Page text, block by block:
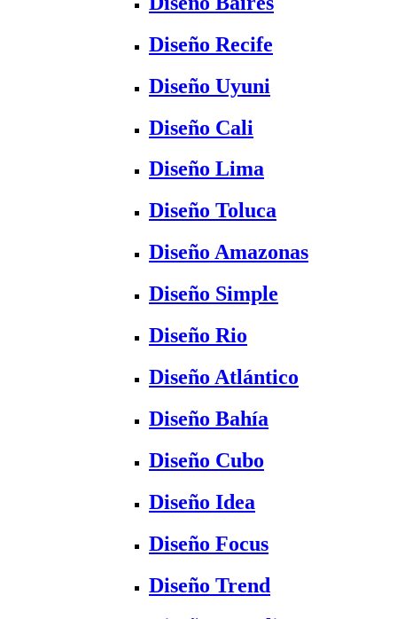
Diseño Recife
Diseño Uyuni
Diseño Cali
Diseño Lima
Diseño Toluca
Diseño Amazonas
Diseño Simple
Diseño Rio
Diseño Atlántico
Diseño Bahía
Diseño Cubo
Diseño Idea
Diseño Focus
Diseño Trend